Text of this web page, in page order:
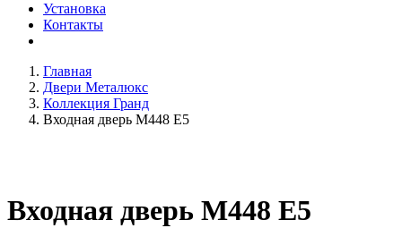
Установка
Контакты
Главная
Двери Металюкс
Коллекция Гранд
Входная дверь М448 Е5
Входная дверь М448 Е5